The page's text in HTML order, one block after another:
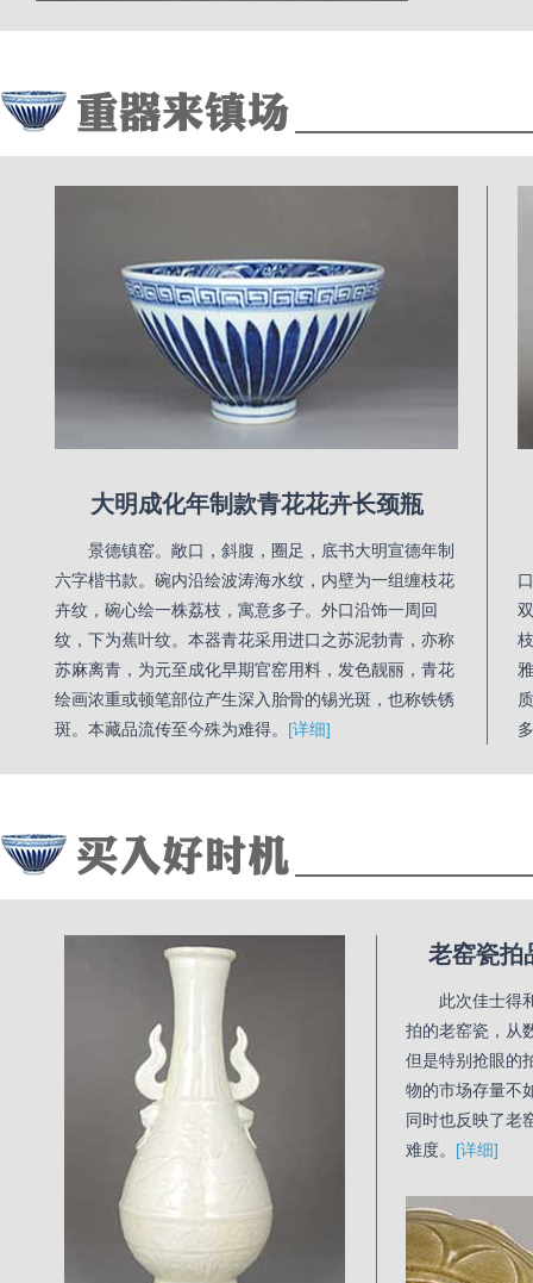
大明成化年制款青花花卉长颈瓶
景德镇窑。敞口，斜腹，圈足，底书大明宣德年制
六字楷书款。碗内沿绘波涛海水纹，内壁为一组缠枝花
卉纹，碗心绘一株荔枝，寓意多子。外口沿饰一周回
纹，下为蕉叶纹。本器青花采用进口之苏泥勃青，亦称
苏麻离青，为元至成化早期官窑用料，发色靓丽，青花
绘画浓重或顿笔部位产生深入胎骨的锡光斑，也称铁锈
斑。本藏品流传至今殊为难得。 [详细]
老窑瓷拍
此次佳士得
拍的老窑瓷，从
但是特别抢眼的
物的市场存量不
同时也反映了老
难度。 [详细]